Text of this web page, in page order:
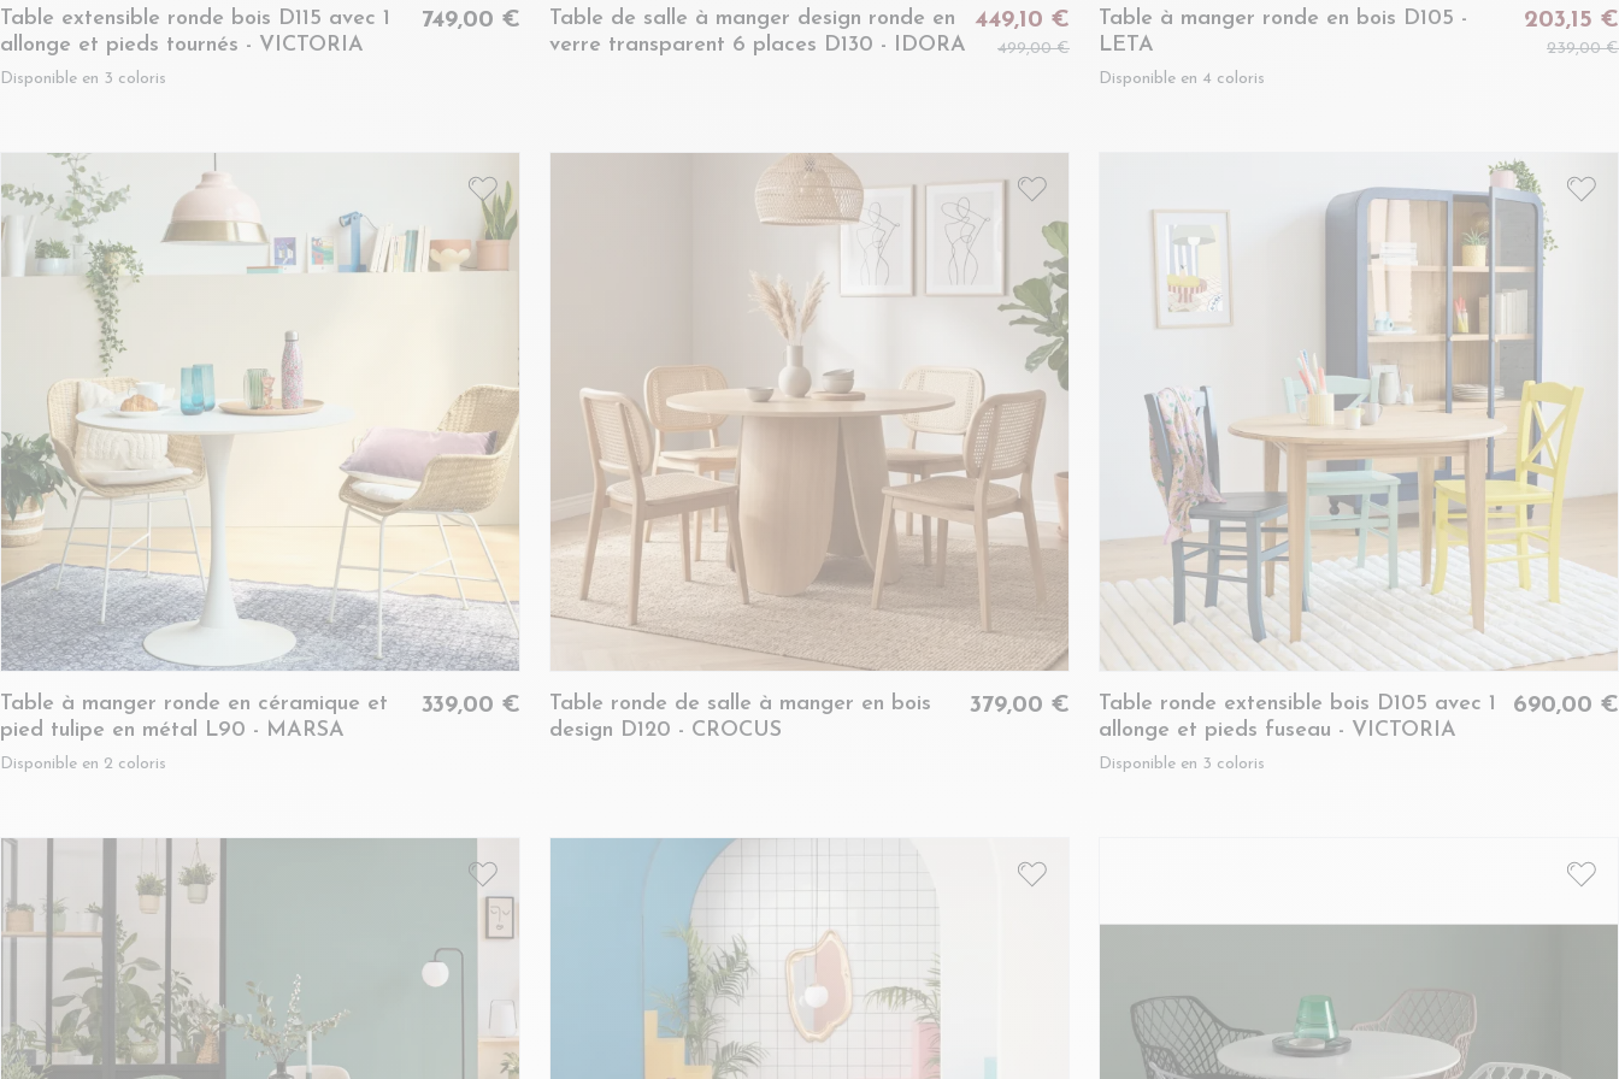
Table extensible ronde bois D115 avec 1
allonge et pieds tournés - VICTORIA
Disponible en 3 coloris
749,00 €
Table de salle à manger design ronde en
verre transparent 6 places D130 - IDORA
449,10 €
499,00 €
Table à manger ronde en bois D105 -
LETA
Disponible en 4 coloris
203,15 €
239,00 €
Table à manger ronde en céramique et
pied tulipe en métal L90 - MARSA
Disponible en 2 coloris
339,00 €
Table ronde de salle à manger en bois
design D120 - CROCUS
379,00 €
Table ronde extensible bois D105 avec 1
allonge et pieds fuseau - VICTORIA
Disponible en 3 coloris
690,00 €